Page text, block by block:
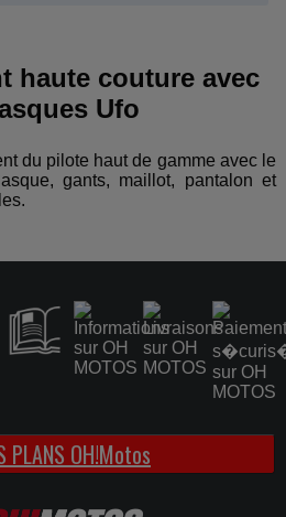
haute couture avec
Ufo
du pilote haut de gamme avec le
gants, maillot, pantalon et
PLANS OH!Motos